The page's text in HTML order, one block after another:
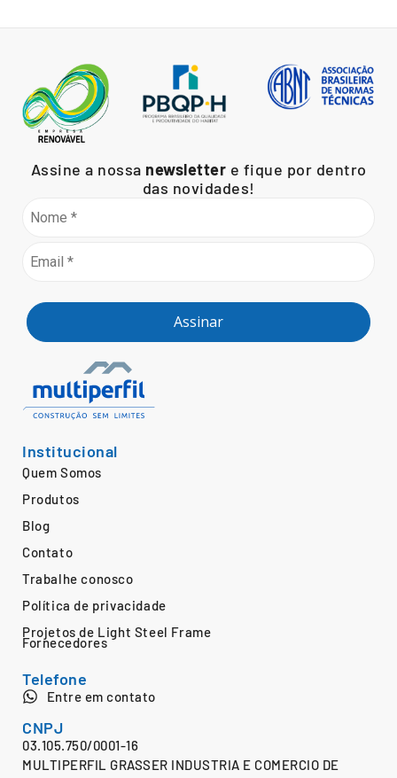
Assine a nossa newsletter e fique por dentro
das novidades!
Assinar
Institucional
Quem Somos
Produtos
Blog
Contato
Trabalhe conosco
Política de privacidade
Projetos de Light Steel Frame
Fornecedores
Telefone
Entre em contato
CNPJ
03.105.750/0001-16
MULTIPERFIL GRASSER INDUSTRIA E COMERCIO DE